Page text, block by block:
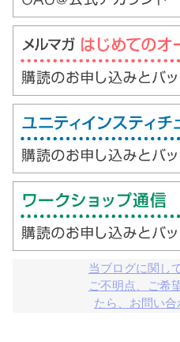
当ブログに関し
ご不明点、ご希
たら、お問い合